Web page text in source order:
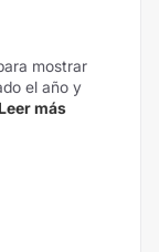
mostrar
el año y
más